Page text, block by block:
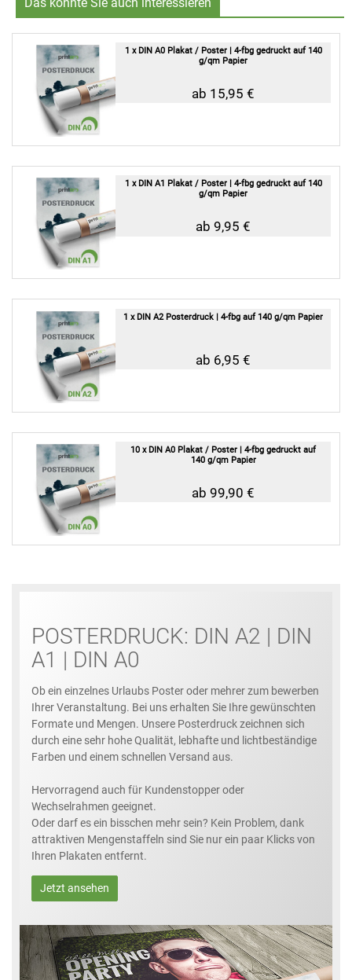
1 x DIN A0 Plakat / Poster | 4-fbg gedruckt auf 140
g/qm Papier
ab 15,95 €
1 x DIN A1 Plakat / Poster | 4-fbg gedruckt auf 140
g/qm Papier
ab 9,95 €
1 x DIN A2 Posterdruck | 4-fbg auf 140 g/qm Papier
ab 6,95 €
10 x DIN A0 Plakat / Poster | 4-fbg gedruckt auf
140 g/qm Papier
ab 99,90 €
POSTERDRUCK: DIN A2 | DIN
A1 | DIN A0
Ob ein einzelnes Urlaubs Poster oder mehrer zum bewerben
Ihrer Veranstaltung. Bei uns erhalten Sie Ihre gewünschten
Formate und Mengen. Unsere Posterdruck zeichnen sich
durch eine sehr hohe Qualität, lebhafte und lichtbeständige
Farben und einem schnellen Versand aus.
Hervorragend auch für Kundenstopper oder
Wechselrahmen geeignet.
Oder darf es ein bisschen mehr sein? Kein Problem, dank
attraktiven Mengenstaffeln sind Sie nur ein paar Klicks von
Ihren Plakaten entfernt.
Jetzt ansehen